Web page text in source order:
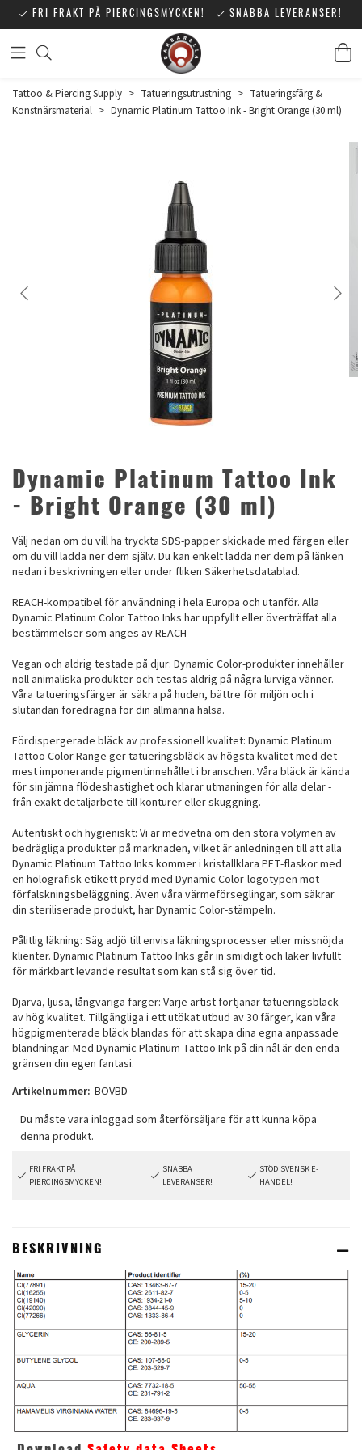
FRI FRAKT PÅ PIERCINGSMYCKEN! SNABBA LEVERANSER!
Tattoo & Piercing Supply > Tatueringsutrustning > Tatueringsfärg &
Konstnärsmaterial > Dynamic Platinum Tattoo Ink - Bright Orange (30 ml)
Dynamic Platinum Tattoo Ink
- Bright Orange (30 ml)
Välj nedan om du vill ha tryckta SDS-papper skickade med färgen eller
om du vill ladda ner dem själv. Du kan enkelt ladda ner dem på länken
nedan i beskrivningen eller under fliken Säkerhetsdatablad.
REACH-kompatibel för användning i hela Europa och utanför. Alla
Dynamic Platinum Color Tattoo Inks har uppfyllt eller överträffat alla
bestämmelser som anges av REACH
Vegan och aldrig testade på djur: Dynamic Color-produkter innehåller
noll animaliska produkter och testas aldrig på några lurviga vänner.
Våra tatueringsfärger är säkra på huden, bättre för miljön och i
slutändan föredragna för din allmänna hälsa.
Fördispergerade bläck av professionell kvalitet: Dynamic Platinum
Tattoo Color Range ger tatueringsbläck av högsta kvalitet med det
mest imponerande pigmentinnehållet i branschen. Våra bläck är kända
för sin jämna flödeshastighet och klarar utmaningen för alla delar -
från exakt detaljarbete till konturer eller skuggning.
Autentiskt och hygieniskt: Vi är medvetna om den stora volymen av
bedrägliga produkter på marknaden, vilket är anledningen till att alla
Dynamic Platinum Tattoo Inks kommer i kristallklara PET-flaskor med
en holografisk etikett prydd med Dynamic Color-logotypen mot
förfalskningsbeläggning. Även våra värmeförseglingar, som säkrar
din steriliserade produkt, har Dynamic Color-stämpeln.
Pålitlig läkning: Säg adjö till envisa läkningsprocesser eller missnöjda
klienter. Dynamic Platinum Tattoo Inks går in smidigt och läker livfullt
för märkbart levande resultat som kan stå sig över tid.
Djärva, ljusa, långvariga färger: Varje artist förtjänar tatueringsbläck
av hög kvalitet. Tillgängliga i ett utökat utbud av 30 färger, kan våra
högpigmenterade bläck blandas för att skapa dina egna anpassade
blandningar. Med Dynamic Platinum Tattoo Ink på din nål är den enda
gränsen din egen fantasi.
Artikelnummer: BOVBD
FRI FRAKT PÅ
PIERCINGSMYCKEN!
SNABBA
LEVERANSER!
STÖD SVENSK E-
HANDEL!
BESKRIVNING